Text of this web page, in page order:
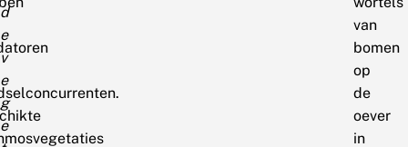
d
e
v
e
g
e
van
bomen
op
de
oever
in